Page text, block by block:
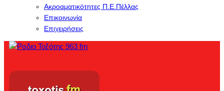
Ακροαματικότητες Π.Ε.Πέλλας
Επικοινωνία
Επιχειρήσεις